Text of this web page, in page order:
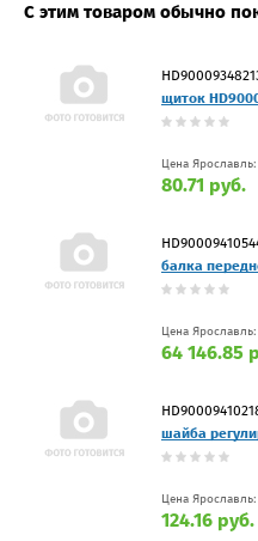
С этим товаром обычно
щиток
Цена Ярославль:
80.71 руб.
балка
Цена Ярославль:
64 146.85
шайба
Цена Ярославль:
124.16 руб.